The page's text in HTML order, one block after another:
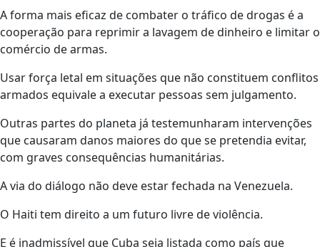
A forma mais eficaz de combater o tráfico de drogas é a
cooperação para reprimir a lavagem de dinheiro e limitar o
comércio de armas.
Usar força letal em situações que não constituem conflitos
armados equivale a executar pessoas sem julgamento.
Outras partes do planeta já testemunharam intervenções
que causaram danos maiores do que se pretendia evitar,
com graves consequências humanitárias.
A via do diálogo não deve estar fechada na Venezuela.
O Haiti tem direito a um futuro livre de violência.
E é inadmissível que Cuba seja listada como país que